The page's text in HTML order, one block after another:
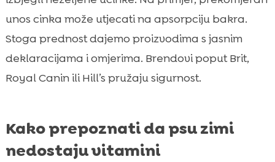
unos cinka može utjecati na apsorpciju bakra.
Stoga prednost dajemo proizvodima s jasnim
deklaracijama i omjerima. Brendovi poput Brit,
Royal Canin ili Hill’s pružaju sigurnost.
Kako prepoznati da psu zimi
nedostaju vitamini